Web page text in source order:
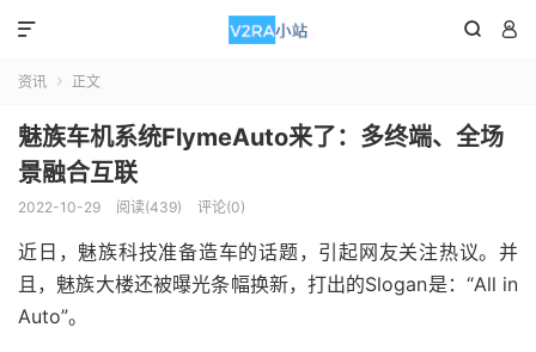
 

资讯  正文
魅族车机系统FlymeAuto来了：多终端、全场
景融合互联
2022-10-29 阅读(439) 评论(0)
近日，魅族科技准备造车的话题，引起网友关注热议。并
且，魅族大楼还被曝光条幅换新，打出的Slogan是：“All in
Auto”。